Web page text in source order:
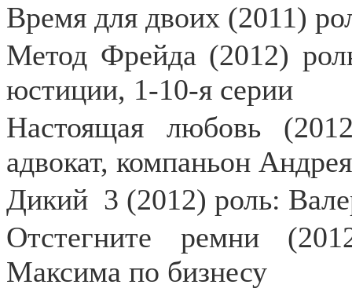
Время для двоих (2011)
Метод Фрейда (2012)
юстиции, 1-10-я серии
Настоящая любовь
адвокат, компаньон
Дикий 3 (2012) роль:
Отстегните ремни
Максима по бизнесу